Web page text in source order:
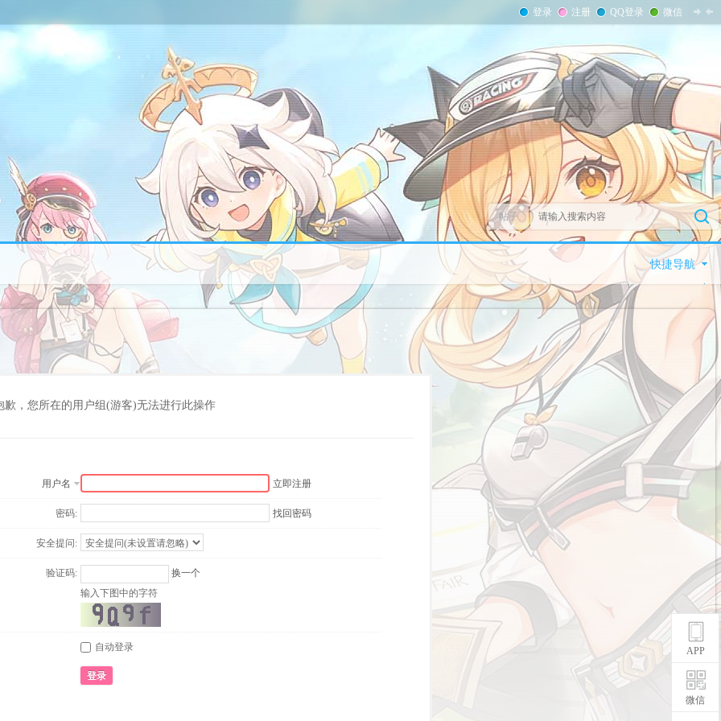
登录 注册 QQ登录 微信
帖子
快捷导航
歉，您所在的用户组(游客)无法进行此操作
用户名 立即注册
密码: 找回密码
安全提问:
验证码:
换一个
输入下图中的字符
自动登录
登录
APP
微信